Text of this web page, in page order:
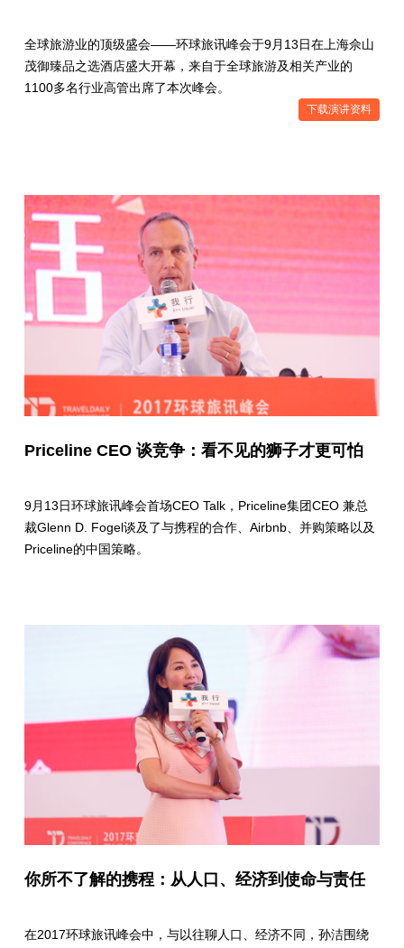
全球旅游业的顶级盛会——环球旅讯峰会于9月13日在上海佘山
茂御臻品之选酒店盛大开幕，来自于全球旅游及相关产业的
1100多名行业高管出席了本次峰会。
下载演讲资料
Priceline CEO 谈竞争：看不见的狮子才更可怕
9月13日环球旅讯峰会首场CEO Talk，Priceline集团CEO 兼总
裁Glenn D. Fogel谈及了与携程的合作、Airbnb、并购策略以及
Priceline的中国策略。
你所不了解的携程：从人口、经济到使命与责任
在2017环球旅讯峰会中，与以往聊人口、经济不同，孙洁围绕